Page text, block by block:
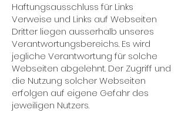
Haftungsausschluss für Links
Verweise und Links auf Webseiten
Dritter liegen ausserhalb unseres
Verantwortungsbereichs. Es wird
jegliche Verantwortung für solche
Webseiten abgelehnt. Der Zugriff und
die Nutzung solcher Webseiten
erfolgen auf eigene Gefahr des
jeweiligen Nutzers.